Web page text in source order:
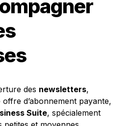
des newsletters,
d’abonnement payante,
Suite, spécialement